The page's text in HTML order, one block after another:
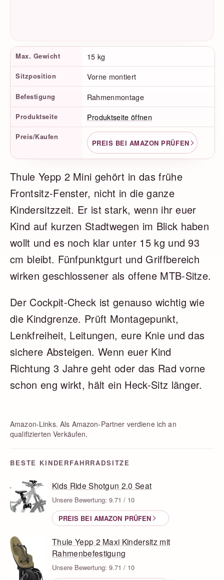
Produktfakten
Max. Gewicht 15 kg
Sitzposition Vorne montiert
Befestigung Rahmenmontage
Produktseite Produktseite öffnen
Preis/Kaufen
PREIS BEI AMAZON PRÜFEN
Thule Yepp 2 Mini gehört in das frühe
Frontsitz-Fenster, nicht in die ganze
Kindersitzzeit. Er ist stark, wenn ihr euer
Kind auf kurzen Stadtwegen im Blick haben
wollt und es noch klar unter 15 kg und 93
cm bleibt. Fünfpunktgurt und Griffbereich
wirken geschlossener als offene MTB-Sitze.
Der Cockpit-Check ist genauso wichtig wie
die Kindgrenze. Prüft Montagepunkt,
Lenkfreiheit, Leitungen, eure Knie und das
sichere Absteigen. Wenn euer Kind
Richtung 3 Jahre geht oder das Rad vorne
schon eng wirkt, hält ein Heck-Sitz länger.
Amazon-Links. Als Amazon-Partner verdiene ich an
qualifizierten Verkäufen.
BESTE KINDERFAHRRADSITZE
Kids Ride Shotgun 2.0 Seat
Unsere Bewertung: 9.71 / 10
PREIS BEI AMAZON PRÜFEN
Thule Yepp 2 Maxi Kindersitz mit
Rahmenbefestigung
Unsere Bewertung: 9.71 / 10